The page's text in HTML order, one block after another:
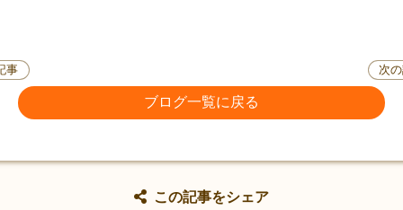
事
ブログ一覧に戻る
次
この記事をシェア